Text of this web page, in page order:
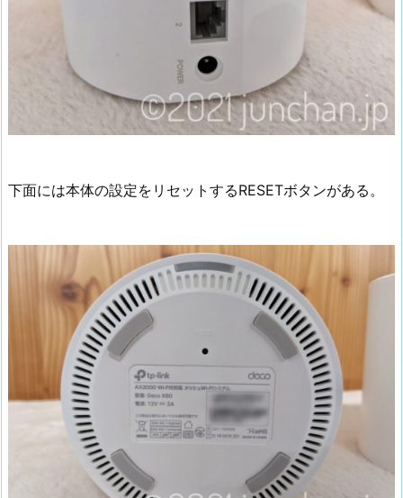
下面には本体の設定をリセットするRESETボタンがある。